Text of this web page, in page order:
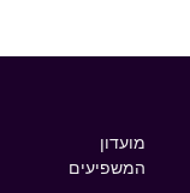
מועדון
המשפיעים